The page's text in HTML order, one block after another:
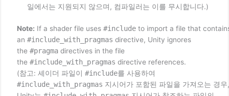
일에서는 지원되지 않으며, 컴파일러는 이를 무시합니다.)
Note: If a shader file uses #includeto import a file that
an #include_with_pragmas directive, Unity ignores
the #pragmadirectives in the file
the #include_with_pragmas directive references.
(참고: 셰이더 파일이 #include를 사용하여
#include_with_pragmas 지시어가 포함된 파일을 가져오는 경우,